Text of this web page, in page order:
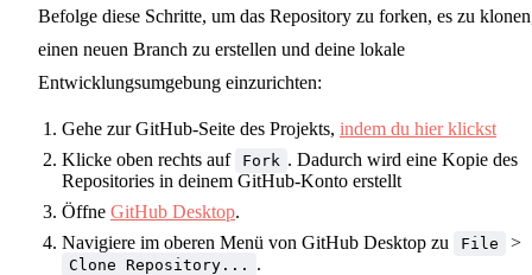
Befolge diese Schritte, um das Repository zu forken, es zu
einen neuen Branch zu erstellen und deine lokale
Entwicklungsumgebung einzurichten:
Gehe zur GitHub-Seite des Projekts, indem du hier klickst
Klicke oben rechts auf
Fork . Dadurch wird eine Kopie des
Repositories in deinem GitHub-Konto erstellt
Öffne GitHub Desktop.
Navigiere im oberen Menü von GitHub Desktop zu
File >
Clone Repository...
.